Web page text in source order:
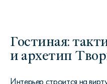
Гостиная:
и архетип
Интерьер строится на